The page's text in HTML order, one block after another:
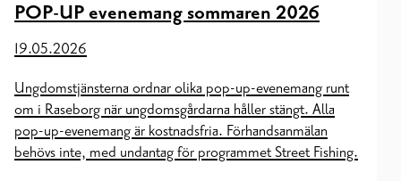
POP-UP evenemang sommaren 2026
19.05.2026
Ungdomstjänsterna ordnar olika pop-up-evenemang runt
om i Raseborg när ungdomsgårdarna håller stängt. Alla
pop-up-evenemang är kostnadsfria. Förhandsanmälan
behövs inte, med undantag för programmet Street Fishing.